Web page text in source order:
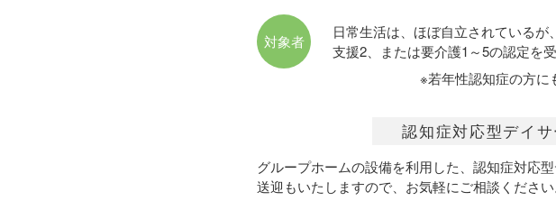
対象者
日常生活は、ほぼ自立されている
支援2、または要介護1～5の認定を
※若年性認知症の方に
認知症対応型デイサ
グループホームの設備を利用した、認知症対応
送迎もいたしますので、お気軽にご相談ください